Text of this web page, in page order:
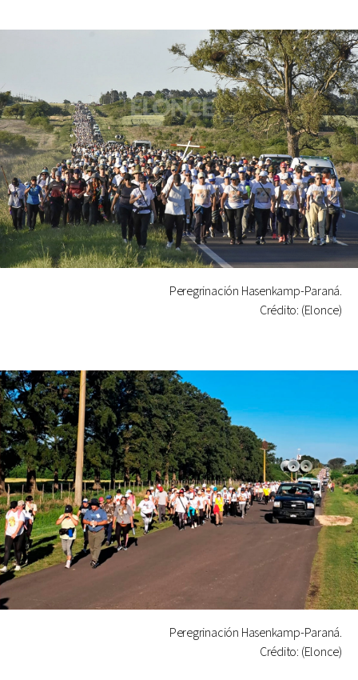
Peregrinación Hasenkamp-Paraná.
Crédito: (Elonce)
Peregrinación Hasenkamp-Paraná.
Crédito: (Elonce)